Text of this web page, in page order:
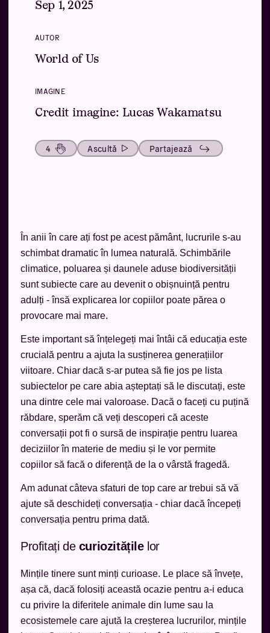
Sep 1, 2025
AUTOR
World of Us
IMAGINE
Credit imagine: Lucas Wakamatsu
4 Ascultă Partajează
În anii în care ați fost pe acest pământ, lucrurile s-au
schimbat dramatic în lumea naturală. Schimbările
climatice, poluarea și daunele aduse biodiversității
sunt subiecte care au devenit o obișnuință pentru
adulți - însă explicarea lor copiilor poate părea o
provocare mai mare.
Este important să înțelegeți mai întâi că educația este
crucială pentru a ajuta la susținerea generațiilor
viitoare. Chiar dacă s-ar putea să fie jos pe lista
subiectelor pe care abia așteptați să le discutați, este
una dintre cele mai valoroase. Dacă o faceți cu puțină
răbdare, sperăm că veți descoperi că aceste
conversații pot fi o sursă de inspirație pentru luarea
deciziilor în materie de mediu și le vor permite
copiilor să facă o diferență de la o vârstă fragedă.
Am adunat câteva sfaturi de top care ar trebui să vă
ajute să deschideți conversația - chiar dacă începeți
conversația pentru prima dată.
Profitați de curiozitățile lor
Mințile tinere sunt minți curioase. Le place să învețe,
așa că, dacă folosiți această ocazie pentru a-i educa
cu privire la diferitele animale din lume sau la
ecosistemele care ajută la creșterea lucrurilor, mințile